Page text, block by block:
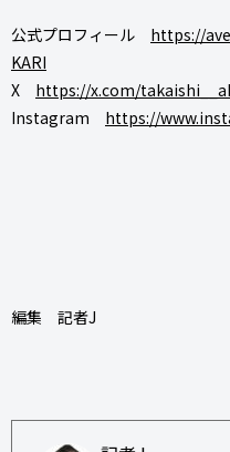
公式プロフィール https://
KARI
X https://x.com/
Instagram https://
編集 記者J